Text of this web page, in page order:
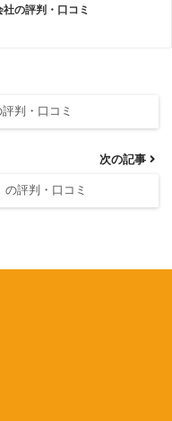
の評判・口コミ
判・口コミ
次の記事
評判・口コミ